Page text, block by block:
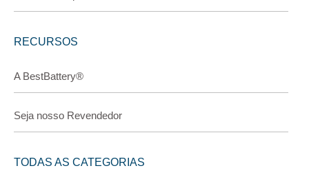
RECURSOS
A BestBattery®
Seja nosso Revendedor
TODAS AS CATEGORIAS